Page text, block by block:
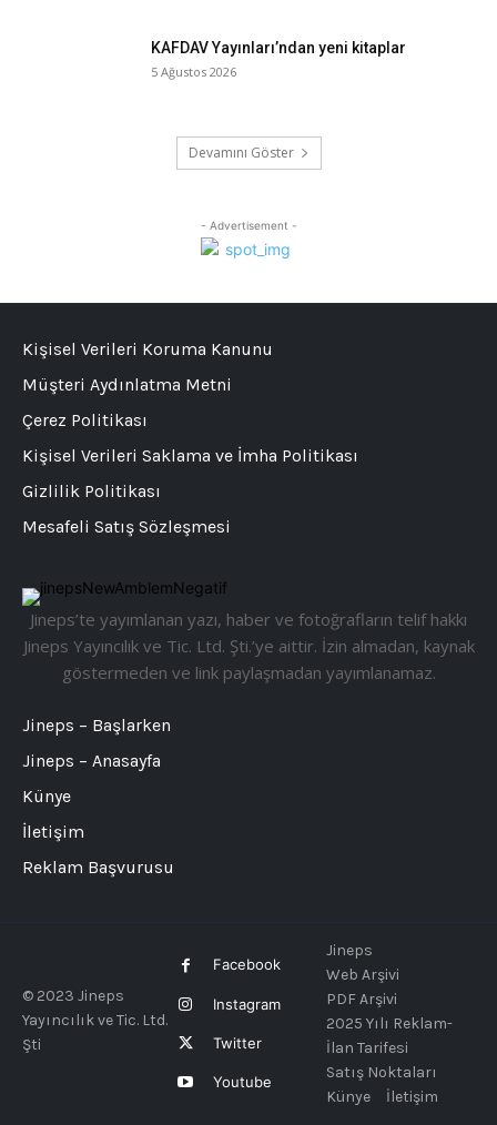
KAFDAV Yayınları’ndan yeni kitaplar
5 Ağustos 2026
Devamını Göster
- Advertisement -
Jineps’te yayımlanan yazı, haber ve fotoğrafların telif hakkı
Jineps Yayıncılık ve Tic. Ltd. Şti.’ye aittir. İzin almadan, kaynak
göstermeden ve link paylaşmadan yayımlanamaz.
Jineps – Başlarken
Jineps – Anasayfa
Künye
İletişim
Reklam Başvurusu
Kişisel Verileri Koruma Kanunu
Müşteri Aydınlatma Metni
Çerez Politikası
Kişisel Verileri Saklama ve İmha Politikası
Gizlilik Politikası
Mesafeli Satış Sözleşmesi
© 2023 Jineps
Yayıncılık ve Tic. Ltd.
Şti
Facebook
Instagram
Twitter
Youtube
Jineps
Web Arşivi
PDF Arşivi
2025 Yılı Reklam-
İlan Tarifesi
Satış Noktaları
Künye
İletişim